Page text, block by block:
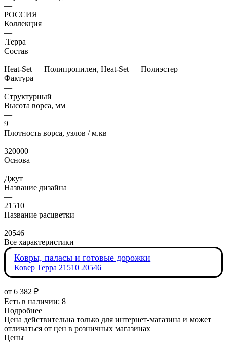
—
РОССИЯ
Коллекция
—
.Терра
Состав
—
Heat-Set — Полипропилен, Heat-Set — Полиэстер
Фактура
—
Структурный
Высота ворса, мм
—
9
Плотность ворса, узлов / м.кв
—
320000
Основа
—
Джут
Название дизайна
—
21510
Название расцветки
—
20546
Все характеристики
Ковры, паласы и готовые дорожки
Ковер Терра 21510 20546
от 6 382 ₽
Есть в наличии: 8
Подробнее
Цена действительна только для интернет-магазина и может
отличаться от цен в розничных магазинах
Цены